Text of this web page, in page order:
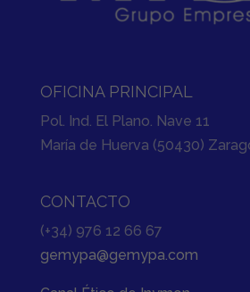
OFICINA PRINCIPAL
Pol. Ind. El Plano. Nave 11
María de Huerva (50430)
CONTACTO
(+34) 976 12 66 67
gemypa@gemypa.com